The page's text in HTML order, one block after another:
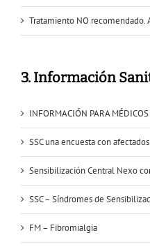
Tratamiento NO recomendado.
3. Información
INFORMACIÓN PARA MÉDICOS
SSC una encuesta con
Sensibilización Central Nexo
SSC – Síndromes de
FM – Fibromialgia